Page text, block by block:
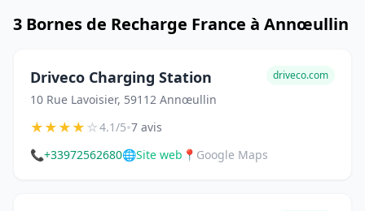
3 Bornes de Recharge France à Annœullin
Driveco Charging Station
10 Rue Lavoisier, 59112 Annœullin
driveco.com
★★★★☆4.1/5•7 avis
📞+33972562680🌐Site web 📍 Google Maps